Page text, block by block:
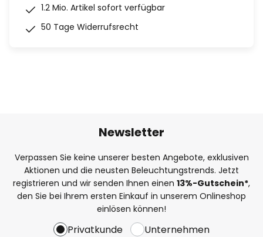
1.2 Mio. Artikel sofort verfügbar
50 Tage Widerrufsrecht
Newsletter
Verpassen Sie keine unserer besten Angebote, exklusiven
Aktionen und die neusten Beleuchtungstrends. Jetzt
registrieren und wir senden Ihnen einen 13%-Gutschein*,
den Sie bei Ihrem ersten Einkauf in unserem Onlineshop
einlösen können!
Privatkunde Unternehmen